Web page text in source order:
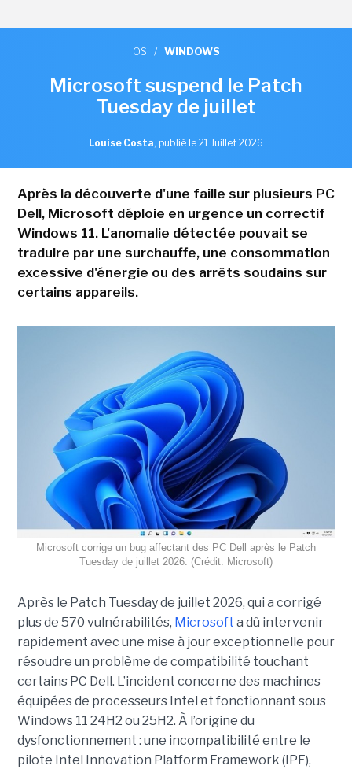
OS / WINDOWS
Microsoft suspend le Patch
Tuesday de juillet
Louise Costa, publié le 21 Juillet 2026
Après la découverte d'une faille sur plusieurs PC
Dell, Microsoft déploie en urgence un correctif
Windows 11. L'anomalie détectée pouvait se
traduire par une surchauffe, une consommation
excessive d'énergie ou des arrêts soudains sur
certains appareils.
Microsoft corrige un bug affectant des PC Dell après le Patch
Tuesday de juillet 2026. (Crédit: Microsoft)
Après le Patch Tuesday de juillet 2026, qui a corrigé
plus de 570 vulnérabilités, Microsoft a dû intervenir
rapidement avec une mise à jour exceptionnell e pour
résoudre un problème de compatibilité touchant
certains PC Dell. L’incident concerne des machines
équipées de processeurs Intel et fonctionnant sous
Windows 11 24H2 ou 25H2. À l’origine du
dysfonctionnement : une incompatibilité entre le
pilote Intel Innovation Platform Framework (IPF),